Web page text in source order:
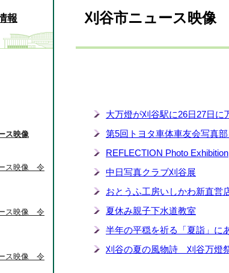
刈谷市ニュース映像
大万燈が刈谷駅に26日27日に
第5回トヨタ車体車友会写真
REFLECTION Photo Exhibition
中日写真クラブ刈谷展
おとうふ工房いしかわ新直
夏休み親子下水道教室
半年の平穏を祈る「夏詣」に
刈谷の夏の風物詩 刈谷万燈
報
ス映像
ス映像 令
ス映像 令
ス映像 令